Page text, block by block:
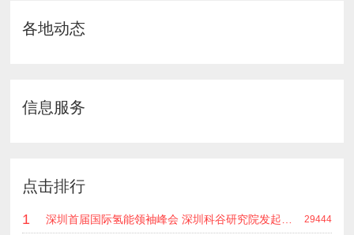
各地动态
信息服务
点击排行
1 深圳首届国际氢能领袖峰会 深圳科谷研究院发起主办 在深能源集团成功召开 会上相关单位 研发机构 龙头企业等签约合作 29444